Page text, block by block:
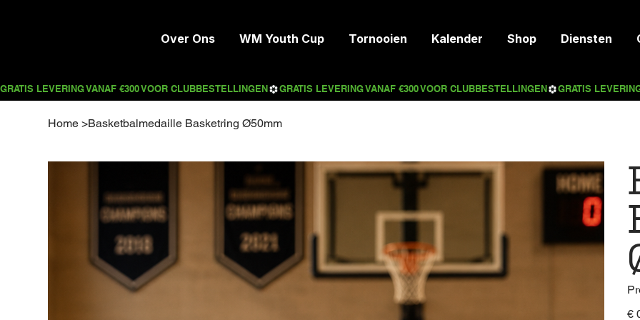
Over Ons WM Youth Cup Tornooien Kalender Shop Diensten
Home >Basketbalmedaille Basketring Ø50mm
Prijs
€